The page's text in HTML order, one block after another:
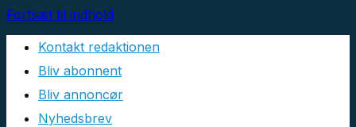
Fortsæt til indhold
Kontakt redaktionen
Bliv abonnent
Bliv annoncør
Nyhedsbrev